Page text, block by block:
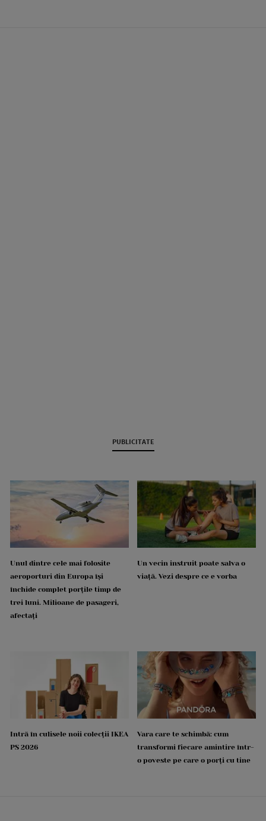
PUBLICITATE
Unul dintre cele mai folosite
aeroporturi din Europa își
închide complet porțile timp de
trei luni. Milioane de pasageri,
afectați
Un vecin instruit poate salva o
viață. Vezi despre ce e vorba
Intră în culisele noii colecții IKEA
PS 2026
Vara care te schimbă: cum
transformi fiecare amintire într-
o poveste pe care o porți cu tine